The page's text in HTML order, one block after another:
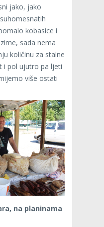
jako, jako
kobasice i
sada nema
količinu za stalne
i pol ujutro pa ljeti
više ostati
na planinama